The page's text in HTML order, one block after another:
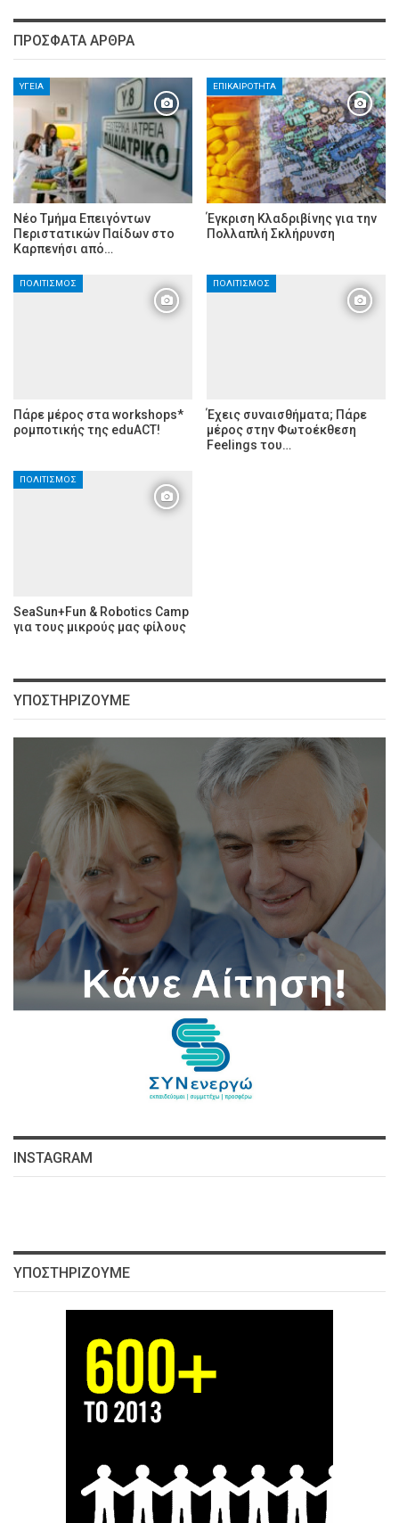
ΠΡΌΣΦΑΤΑ ΆΡΘΡΑ
ΥΓΕΊΑ
Νέο Τμήμα Επειγόντων
Περιστατικών Παίδων στο
Καρπενήσι από…
ΕΠΙΚΑΙΡΌΤΗΤΑ
Έγκριση Κλαδριβίνης για την
Πολλαπλή Σκλήρυνση
ΠΟΛΙΤΙΣΜΌΣ
Πάρε μέρος στα workshops*
ρομποτικής της eduACT!
ΠΟΛΙΤΙΣΜΌΣ
Έχεις συναισθήματα; Πάρε
μέρος στην Φωτοέκθεση
Feelings του…
ΠΟΛΙΤΙΣΜΌΣ
SeaSun+Fun & Robotics Camp
για τους μικρούς μας φίλους
ΥΠΟΣΤΗΡΊΖΟΥΜΕ
INSTAGRAM
ΥΠΟΣΤΗΡΊΖΟΥΜΕ